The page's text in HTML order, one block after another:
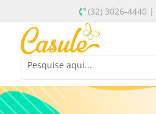
(32) 3026-4440 |